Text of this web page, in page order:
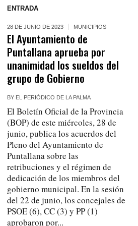
ENTRADA
28 DE JUNIO DE 2023 MUNICIPIOS
El Ayuntamiento de
Puntallana aprueba por
unanimidad los sueldos del
grupo de Gobierno
BY EL PERIÓDICO DE LA PALMA
El Boletín Oficial de la Provincia
(BOP) de este miércoles, 28 de
junio, publica los acuerdos del
Pleno del Ayuntamiento de
Puntallana sobre las
retribuciones y el régimen de
dedicación de los miembros del
gobierno municipal. En la sesión
del 22 de junio, los concejales de
PSOE (6), CC (3) y PP (1)
aprobaron por...